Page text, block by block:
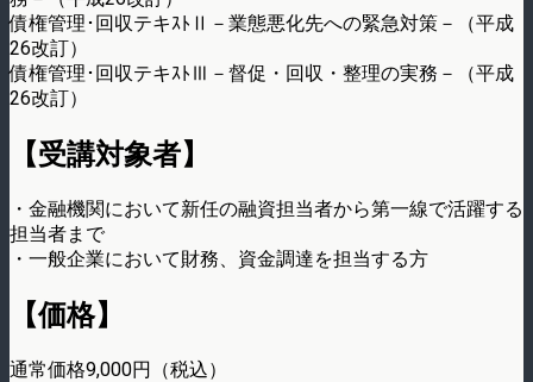
債権管理･回収テキｽﾄⅡ－業態悪化先への緊急対策－（平成
26改訂）
債権管理･回収テキｽﾄⅢ－督促・回収・整理の実務－（平成
26改訂）
【受講対象者】
・金融機関において新任の融資担当者から第一線で活躍する
担当者まで
・一般企業において財務、資金調達を担当する方
【価格】
通常価格9,000円（税込）